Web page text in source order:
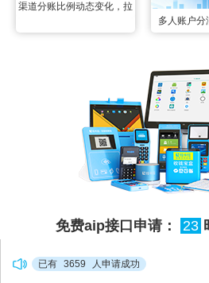
渠道分账比例动态变化，拉
卡拉钱账通配置变更实时生
多人账户分
很多联营场
账户资金混
订单的收款
3个以上分
先全部归集
本分不清哪
很容易出现
免费aip接口申请： 23
已有 3659 人申请成功